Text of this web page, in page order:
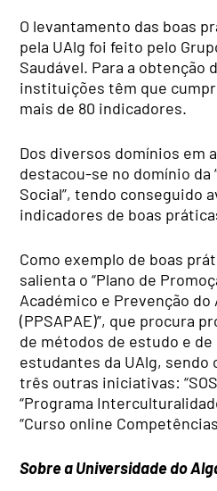
O levantamento das boas
pela UAlg foi feito pelo
Saudável. Para a obtenção
instituições têm que
mais de 80 indicadores.
Dos diversos domínios em
destacou-se no domínio da
Social”, tendo conseguido
indicadores de boas
Como exemplo de boas
salienta o “Plano de
Académico e Prevenção do
(PPSAPAE)”, que procura
de métodos de estudo e
estudantes da UAlg,
três outras iniciativas:
“Programa
“Curso online
Sobre a Universidade do